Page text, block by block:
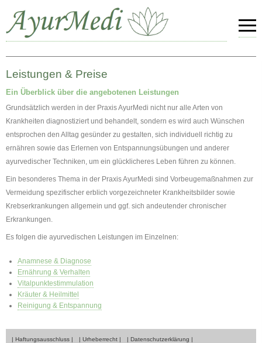
Leistungen & Preise
Ein Überblick über die angebotenen Leistungen
Grundsätzlich werden in der Praxis AyurMedi nicht nur alle Arten von
Krankheiten diagnostiziert und behandelt, sondern es wird auch Wünschen
entsprochen den Alltag gesünder zu gestalten, sich individuell richtig zu
ernähren sowie das Erlernen von Entspannungsübungen und anderer
ayurvedischer Techniken, um ein glücklicheres Leben führen zu können.
Ein besonderes Thema in der Praxis AyurMedi sind Vorbeugemaßnahmen zur
Vermeidung spezifischer erblich vorgezeichneter Krankheitsbilder sowie
Krebserkrankungen allgemein und ggf. sich andeutender chronischer
Erkrankungen.
Es folgen die ayurvedischen Leistungen im Einzelnen:
Anamnese & Diagnose
Ernährung & Verhalten
Vitalpunktestimmulation
Kräuter & Heilmittel
Reinigung & Entspannung
| Haftungsausschluss | | Urheberrecht |
| Datenschutzerklärung |